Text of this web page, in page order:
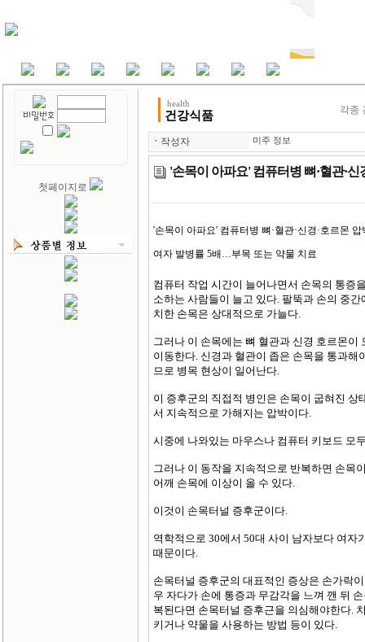
첫페이지로
health
건강식품 각종
ㆍ 작성자 미주 정보
'손목이 아파요' 컴퓨터병 뼈·혈관·
'손목이 아파요' 컴퓨터병 뼈·혈관·신경·호르몬
여자 발병률 5배…부목 또는 약물 치료
컴퓨터 작업 시간이 늘어나면서 손목의 통증
소하는 사람들이 늘고 있다. 팔뚝과 손의 중간
치한 손목은 상대적으로 가늘다.
그러나 이 손목에는 뼈 혈관과 신경 호르몬이
이동한다. 신경과 혈관이 좁은 손목을 통과해
므로 병목 현상이 일어난다.
이 증후군의 직접적 병인은 손목이 굽혀진 상
서 지속적으로 가해지는 압박이다.
시중에 나와있는 마우스나 컴퓨터 키보드 모
그러나 이 동작을 지속적으로 반복하면 손목
어깨 손목에 이상이 올 수 있다.
이것이 손목터널 증후군이다.
역학적으로 30에서 50대 사이 남자보다 여자
때문이다.
손목터널 증후군의 대표적인 증상은 손가락
우 자다가 손에 통증과 무감각을 느껴 깬 뒤
복된다면 손목터널 증후근을 의심해야한다.
키거나 약물을 사용하는 방법 등이 있다.